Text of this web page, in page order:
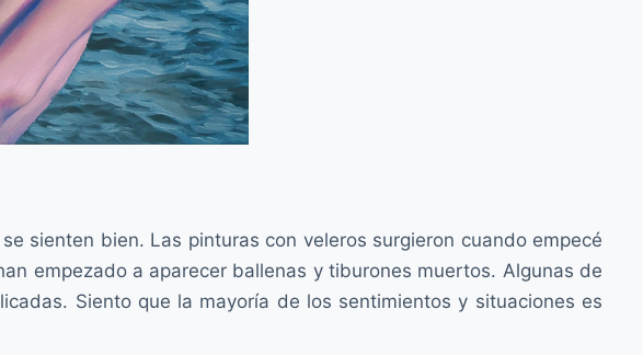
sienten bien. Las pinturas con veleros surgieron cuando empecé
empezado a aparecer ballenas y tiburones muertos. Algunas de
Siento que la mayoría de los sentimientos y situaciones es